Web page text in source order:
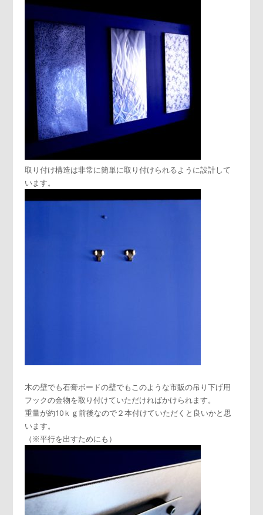
取り付け構造は非常に簡単に取り付けられるように設計して
います。
木の壁でも石膏ボードの壁でもこのような市販の吊り下げ用
フックの金物を取り付けていただければかけられます。
重量が約10ｋｇ前後なので２本付けていただくと良いかと思
います。
（※平行を出すためにも）